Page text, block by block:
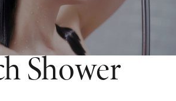
Shower